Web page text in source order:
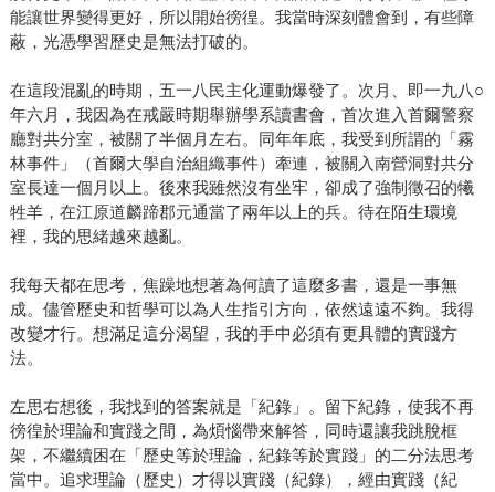
能讓世界變得更好，所以開始徬徨。我當時深刻體會到，有些障
蔽，光憑學習歷史是無法打破的。
在這段混亂的時期，五一八民主化運動爆發了。次月、即一九八○
年六月，我因為在戒嚴時期舉辦學系讀書會，首次進入首爾警察
廳對共分室，被關了半個月左右。同年年底，我受到所謂的「霧
林事件」（首爾大學自治組織事件）牽連，被關入南營洞對共分
室長達一個月以上。後來我雖然沒有坐牢，卻成了強制徵召的犧
牲羊，在江原道麟蹄郡元通當了兩年以上的兵。待在陌生環境
裡，我的思緒越來越亂。
我每天都在思考，焦躁地想著為何讀了這麼多書，還是一事無
成。儘管歷史和哲學可以為人生指引方向，依然遠遠不夠。我得
改變才行。想滿足這分渴望，我的手中必須有更具體的實踐方
法。
左思右想後，我找到的答案就是「紀錄」。留下紀錄，使我不再
徬徨於理論和實踐之間，為煩惱帶來解答，同時還讓我跳脫框
架，不繼續困在「歷史等於理論，紀錄等於實踐」的二分法思考
當中。追求理論（歷史）才得以實踐（紀錄），經由實踐（紀